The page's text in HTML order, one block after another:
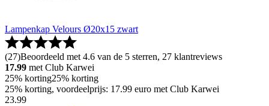
Lampenkap Velours Ø20x15 zwart
(27)Beoordeeld met 4.6 van de 5 sterren, 27 klantreviews
17.99 met Club Karwei
25% korting25% korting
25% korting, voordeelprijs: 17.99 euro met Club Karwei
23.99